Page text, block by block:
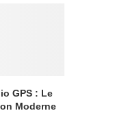
GPS : Le
Moderne